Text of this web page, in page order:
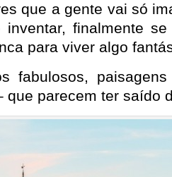
que a gente vai só
inventar, finalmente
para viver algo
fabulosos,
que parecem ter saído